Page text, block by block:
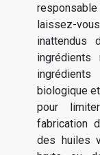
laissez-
inattendus
biologique
pour
fabrication
des huiles